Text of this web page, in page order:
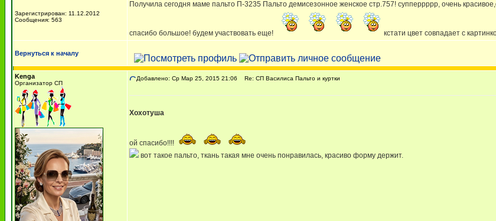
Зарегистрирован: 11.12.2012
Сообщения: 563
Получила сегодня маме пальто П-3235 Пальто демисезонное женское стр.757! супперрррр, очень
спасибо большое! будем участвовать еще! кстати цвет совпадает с
Вернуться к началу
Kenga
Организатор СП
Добавлено: Ср Мар 25, 2015 21:06 Re: СП Василиса Пальто и куртки
Хохотуша
ой спасибо!!!!
вот такое пальто, ткань такая мне очень понравилась, красиво форму держит.